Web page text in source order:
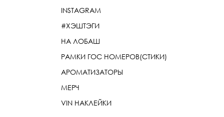
INSTAGRAM
#ХЭШТЭГИ
НА ЛОБАШ
РАМКИ ГОС НОМЕРОВ(СТИКИ)
АРОМАТИЗАТОРЫ
МЕРЧ
VIN НАКЛЕЙКИ